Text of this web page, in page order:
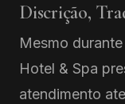
Discrição,
Mesmo
Hotel & Spa
atendimento